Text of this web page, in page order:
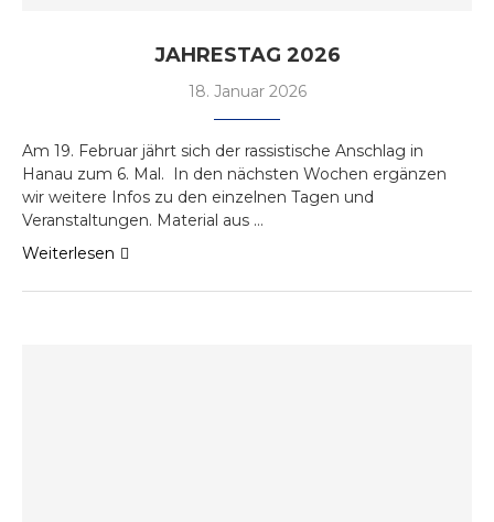
JAHRESTAG 2026
18. Januar 2026
Am 19. Februar jährt sich der rassistische Anschlag in
Hanau zum 6. Mal. In den nächsten Wochen ergänzen
wir weitere Infos zu den einzelnen Tagen und
Veranstaltungen. Material aus …
Weiterlesen